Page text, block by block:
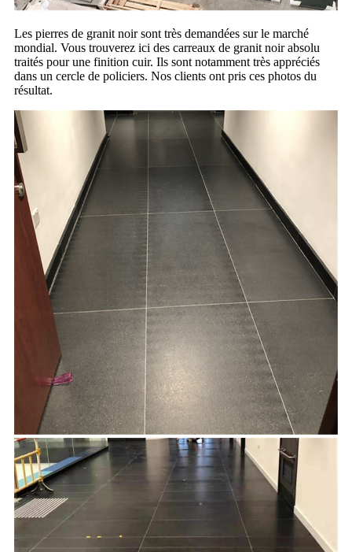
Les pierres de granit noir sont très demandées sur le marché
mondial. Vous trouverez ici des carreaux de granit noir absolu
traités pour une finition cuir. Ils sont notamment très appréciés
dans un cercle de policiers. Nos clients ont pris ces photos du
résultat.